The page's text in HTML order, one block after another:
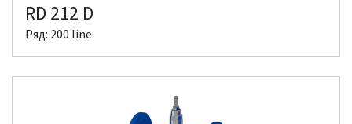
RD 212 D
Ряд: 200 line